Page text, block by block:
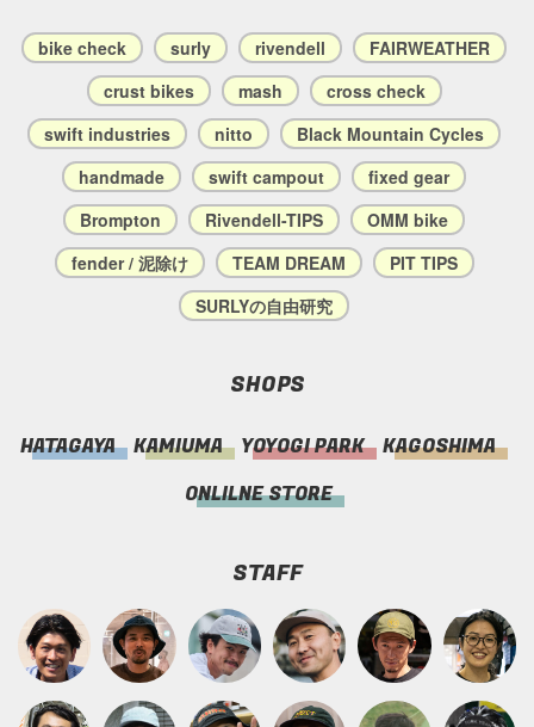
bike check surly rivendell
FAIRWEATHER
crust bikes
mash
cross check
swift industries
nitto
Black Mountain Cycles
handmade
swift campout
fixed gear
Brompton
Rivendell-TIPS
OMM bike
fender / 泥除け
TEAM DREAM
PIT TIPS
SURLYの自由研究
SHOPS
HATAGAYA KAMIUMA YOYOGI PARK
KAGOSHIMA
ONLILNE STORE
STAFF